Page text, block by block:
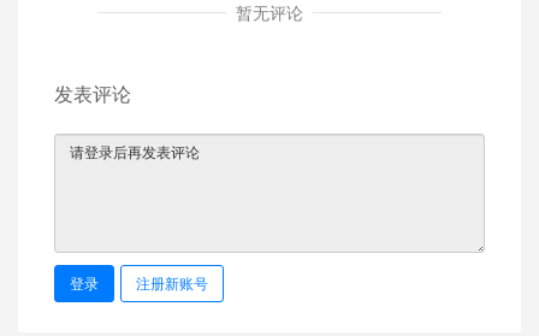
暂无评论
发表评论
登录 注册新账号